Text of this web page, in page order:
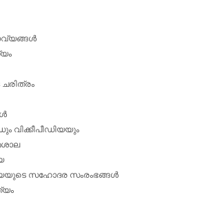
വിക്കീപീഡിയയും
സഹോദര സംരംഭങ്ങള്‍